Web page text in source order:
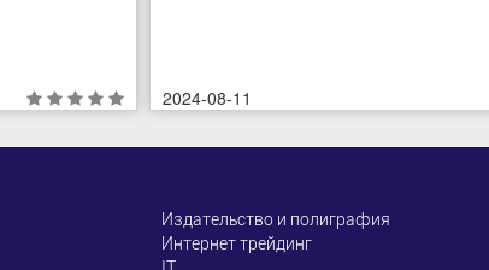
2024-08-11
Издательство и полиграфия
Интернет трейдинг